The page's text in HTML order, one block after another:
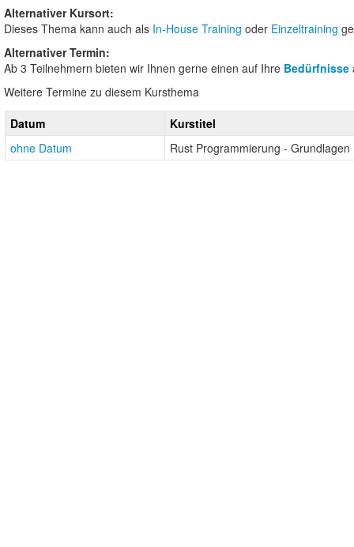
Alternativer Kursort:
Dieses Thema kann auch als In-House Training oder Einzeltraining
Alternativer Termin:
Ab 3 Teilnehmern bieten wir Ihnen gerne einen auf Ihre Bedürfnisse
Weitere Termine zu diesem Kursthema
Datum
Kurstitel
ohne Datum
Rust Programmierung - Grundlagen